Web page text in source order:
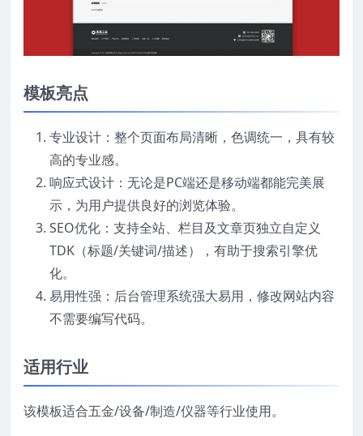
模板亮点
专业设计：整个页面布局清晰，色调统一，具有较
高的专业感。
响应式设计：无论是PC端还是移动端都能完美展
示，为用户提供良好的浏览体验。
SEO优化：支持全站、栏目及文章页独立自定义
TDK（标题/关键词/描述），有助于搜索引擎优
化。
易用性强：后台管理系统强大易用，修改网站内容
不需要编写代码。
适用行业
该模板适合五金/设备/制造/仪器等行业使用。